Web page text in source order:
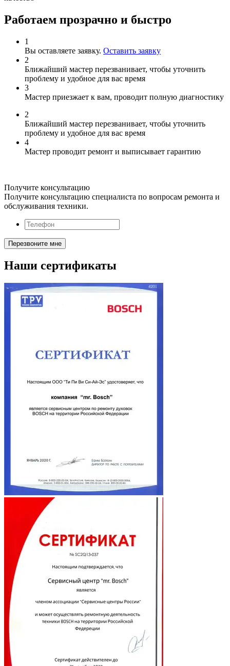
Работаем прозрачно и быстро
1
Вы оставляете заявку. Оставить заявку
2
Ближайший мастер перезванивает, чтобы уточнить
проблему и удобное для вас время
3
Мастер приезжает к вам, проводит полную диагностику
2
Ближайший мастер перезванивает, чтобы уточнить
проблему и удобное для вас время
4
Мастер проводит ремонт и выписывает гарантию
Получите консультацию
Получите консультацию специалиста по вопросам ремонта и
обслуживания техники.
Наши сертификаты